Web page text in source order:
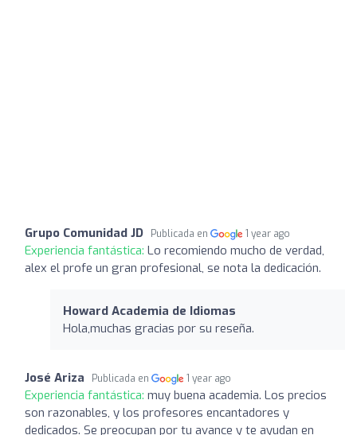
Grupo Comunidad JD Publicada en 1 year ago
Experiencia fantástica: Lo recomiendo mucho de verdad,
alex el profe un gran profesional, se nota la dedicación.
Howard Academia de Idiomas
Hola,muchas gracias por su reseña.
José Ariza Publicada en 1 year ago
Experiencia fantástica: muy buena academia. Los precios
son razonables, y los profesores encantadores y
dedicados. Se preocupan por tu avance y te ayudan en